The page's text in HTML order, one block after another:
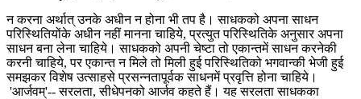
न करना अर्थात् उनके अधीन न होना भी तप है। साधकको अपना साधन
परिस्थितियोंके अधीन नहीं मानना चाहिये, प्रत्युत परिस्थितिके अनुसार अपना
साधन बना लेना चाहिये। साधकको अपनी चेष्टा तो एकान्तमें साधन करनेकी
करनी चाहिये, पर एकान्त न मिले तो मिली हुई परिस्थितिको भगवान्की भेजी हुई
समझकर विशेष उत्साहसे प्रसन्नतापूर्वक साधनमें प्रवृत्ति होना चाहिये।
'आर्जवम्'-- सरलता, सीधेपनको आर्जव कहते हैं। यह सरलता साधकका